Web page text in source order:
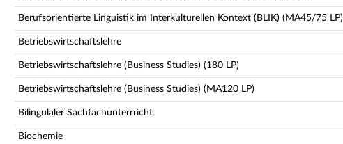
Berufsorientierte Linguistik im Interkulturellen Kontext (BLIK) (MA45/75 LP)
Betriebswirtschaftslehre
Betriebswirtschaftslehre (Business Studies) (180 LP)
Betriebswirtschaftslehre (Business Studies) (MA120 LP)
Bilingulaler Sachfachunterrricht
Biochemie